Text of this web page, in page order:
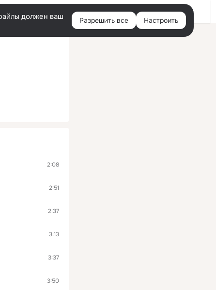
Войти
должен ваш
Разрешить все Настроить
2:08
2:51
2:37
3:13
3:37
3:50